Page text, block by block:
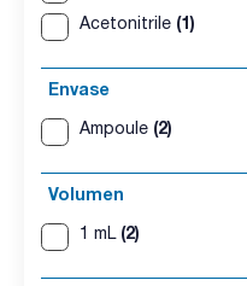
Acetonitrile (1)
Envase
Ampoule (2)
Volumen
1 mL (2)